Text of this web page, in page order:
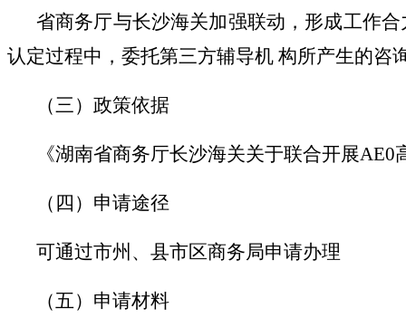
省商务厅与长沙海关加强联动，形成工作合
认定过程中，委托第三方辅导机 构所产生的咨
（三）政策依据
《湖南省商务厅长沙海关关于联合开展AE0
（四）申请途径
可通过市州、县市区商务局申请办理
（五）申请材料